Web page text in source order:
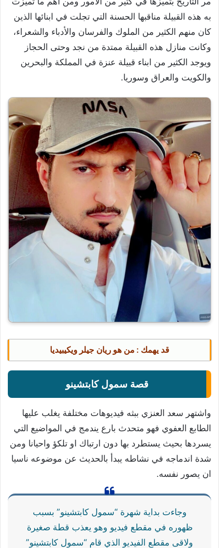
به هذه القبيلة مناقبها الحسنة التي تجلت في ابنائها الذين
كان منهم الكثير من الملوك والفرسان والأدباء والشعراء،
وكانت منازل هذه القبيلة ممتدة من نجد وحتى الحجاز
ويوجد الكثير من ابناء قبيلة عنزة في المملكة والبحرين
والكويت والعراق وسوريا.
قد يهمك : من هو ريان جيلر ويكيبيديا
قصة سمول كابتشينو
واشتهر سعد العنزي ببثه فيديوهات مختلفة يغلب عليها
الطابع العفوي فهو متحدث بارع يندمج في المواضيع التي
يسردها بحيث يستطرد بها دون ارتباك او تلكؤ واحيانا ومن
شدة اندماجه في نشاطه يبدأ بالحديث عن موضوعه ناسيا
ان يصور نفسه.
وجاءت بداية شهرة “سمول كابتشينو” بسبب
ظهوره في مقطع فيديو وهو يعذب قطة صغيرة
ولاقى مقطع الفيديو الذي قام “سمول كابتشينو”